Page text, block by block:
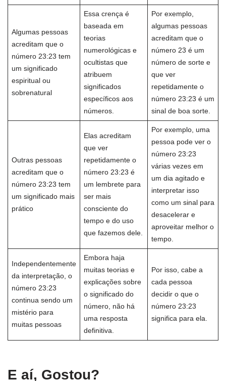
Algumas pessoas
acreditam que o
número 23:23 tem
um significado
espiritual ou
sobrenatural
Essa crença é
baseada em
teorias
numerológicas e
ocultistas que
atribuem
significados
específicos aos
números.
Por exemplo,
algumas pessoas
acreditam que o
número 23 é um
número de sorte e
que ver
repetidamente o
número 23:23 é um
sinal de boa sorte.
Outras pessoas
acreditam que o
número 23:23 tem
um significado mais
prático
Elas acreditam
que ver
repetidamente o
número 23:23 é
um lembrete para
ser mais
consciente do
tempo e do uso
que fazemos dele.
Por exemplo, uma
pessoa pode ver o
número 23:23
várias vezes em
um dia agitado e
interpretar isso
como um sinal para
desacelerar e
aproveitar melhor o
tempo.
Independentemente
da interpretação, o
número 23:23
continua sendo um
mistério para
muitas pessoas
Embora haja
muitas teorias e
explicações sobre
o significado do
número, não há
uma resposta
definitiva.
Por isso, cabe a
cada pessoa
decidir o que o
número 23:23
significa para ela.
E aí, Gostou?